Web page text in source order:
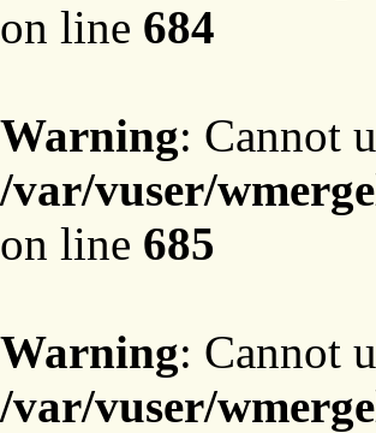
on line 684
Warning: Cannot
/var/vuser/
on line 685
Warning: Cannot
/var/vuser/